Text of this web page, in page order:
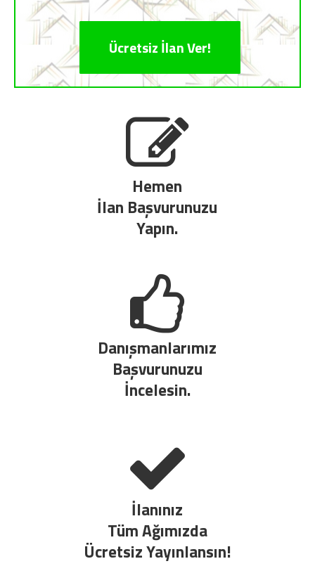
Ücretsiz İlan Ver!
Hemen
İlan Başvurunuzu
Yapın.
Danışmanlarımız
Başvurunuzu
İncelesin.
İlanınız
Tüm Ağımızda
Ücretsiz Yayınlansın!